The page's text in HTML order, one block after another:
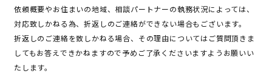
依頼概要やお住まいの地域、相談パートナーの執務状況によっては、
対応致しかねる為、折返しのご連絡ができない場合もございます。
折返しのご連絡を致しかねる場合、その理由についてはご質問頂きま
してもお答えできかねますので予めご了承くださいますようお願いい
たします。